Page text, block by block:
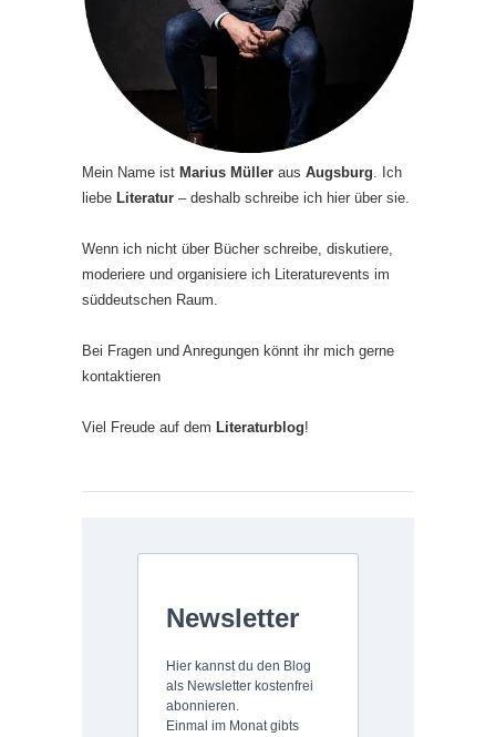
Mein Name ist Marius Müller aus Augsburg. Ich
liebe Literatur – deshalb schreibe ich hier über sie.
Wenn ich nicht über Bücher schreibe, diskutiere,
moderiere und organisiere ich Literaturevents im
süddeutschen Raum.
Bei Fragen und Anregungen könnt ihr mich gerne
kontaktieren
Viel Freude auf dem Literaturblog!
Newsletter
Hier kannst du den Blog
als Newsletter kostenfrei
abonnieren.
Einmal im Monat gibts